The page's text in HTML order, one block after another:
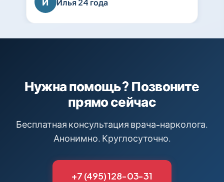
подтолкнула меня к мысли о
прохождении курса лечения и
последний раз. На сегодняшний день
вузе. Спасибо вам огромное, вы
вернули меня к жизни!
Нужна помощь? Позвоните
прямо сейчас
Бесплатная консультация врача-нарколога.
Анонимно. Круглосуточно.
+7 (495) 128-03-31